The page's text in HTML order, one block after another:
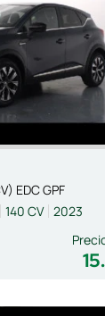
EDC GPF
140 CV 2023